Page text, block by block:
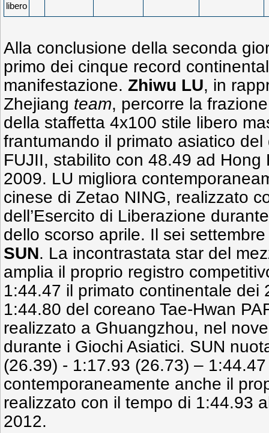
libero
Alla conclusione della seconda
primo dei cinque record
manifestazione. Zhiwu LU, in
Zhejiang team, percorre la
della staffetta 4x100 stile libero
frantumando il primato asiatico del
FUJII, stabilito con 48.49 ad
2009. LU migliora
cinese di Zetao NING, realizzato
dell’Esercito di Liberazione
dello scorso aprile. Il sei
SUN. La incontrastata star del
amplia il proprio registro
1:44.47 il primato continentale dei
1:44.80 del coreano Tae-Hwan
realizzato a Ghuangzhou, nel
durante i Giochi Asiatici. SUN
(26.39) - 1:17.93 (26.73) –
contemporaneamente anche il
realizzato con il tempo di 1:44.93
2012.